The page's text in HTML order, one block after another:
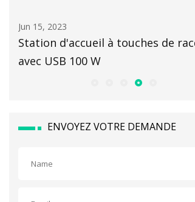
Jun 15, 2023
Station d'accueil à touches de
avec USB 100 W
ENVOYEZ VOTRE DEMANDE